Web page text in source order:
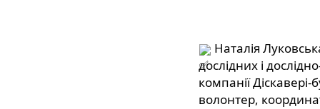
Наталія
дослідних і
компанії
волонтер,